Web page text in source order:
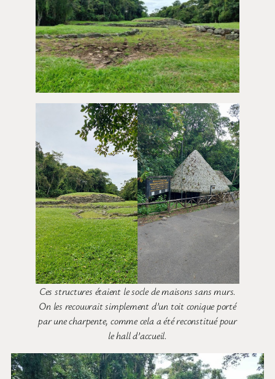
Ces structures étaient le socle de maisons sans murs.
On les recouvrait simplement d’un toit conique porté
par une charpente, comme cela a été reconstitué pour
le hall d’accueil.